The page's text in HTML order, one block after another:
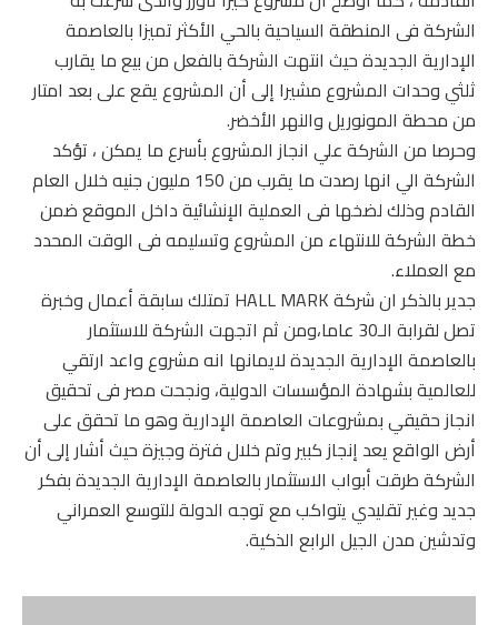
الشركة فى المنطقة السياحية بالحي الأكثر تميزا بالعاصمة
الإدارية الجديدة حيث انتهت الشركة بالفعل من بيع ما يقارب
ثلثي وحدات المشروع مشيرا إلى أن المشروع يقع على بعد امتار
من محطة المونوريل والنهر الأخضر.
وحرصا من الشركة علي انجاز المشروع بأسرع ما يمكن ، تؤكد
الشركة الي انها رصدت ما يقرب من 150 مليون جنيه خلال العام
القادم وذلك لضخها فى العملية الإنشائية داخل الموقع ضمن
خطة الشركة للانتهاء من المشروع وتسليمه فى الوقت المحدد
مع العملاء.
جدير بالذكر ان شركة HALL MARK تمتلك سابقة أعمال وخبرة
تصل لقرابة الـ30 عاما،ومن ثم اتجهت الشركة للاستثمار
بالعاصمة الإدارية الجديدة لايمانها انه مشروع واعد ارتقي
للعالمية بشهادة المؤسسات الدولية، ونجحت مصر فى تحقيق
انجاز حقيقي بمشروعات العاصمة الإدارية وهو ما تحقق على
أرض الواقع يعد إنجاز كبير وتم خلال فترة وجيزة حيث أشار إلى أن
الشركة طرقت أبواب الاستثمار بالعاصمة الإدارية الجديدة بفكر
جديد وغير تقليدي يتواكب مع توجه الدولة للتوسع العمراني
وتدشين مدن الجيل الرابع الذكية.